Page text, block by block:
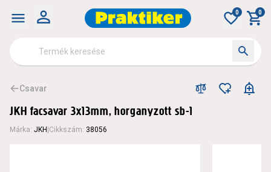
0 0
Csavar
JKH facsavar 3x13mm, horganyzott sb-1
Márka: JKH Cikkszám: 38056